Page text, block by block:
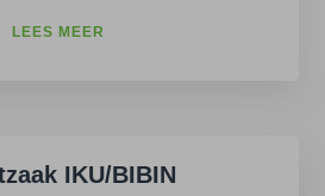
LEES MEER
IKU/BIBIN